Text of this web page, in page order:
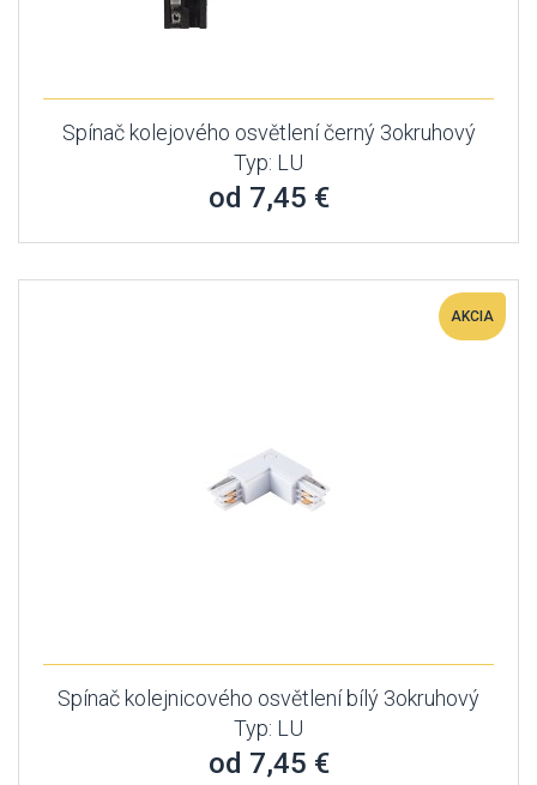
Spínač kolejového osvětlení černý 3okruhový
Typ: LU
od 7,45 €
AKCIA
Spínač kolejnicového osvětlení bílý 3okruhový
Typ: LU
od 7,45 €